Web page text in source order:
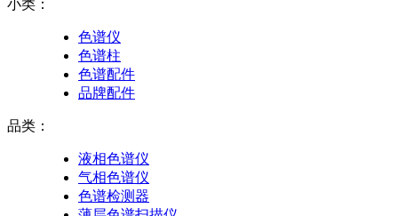
小类：
色谱仪
色谱柱
色谱配件
品牌配件
品类：
液相色谱仪
气相色谱仪
色谱检测器